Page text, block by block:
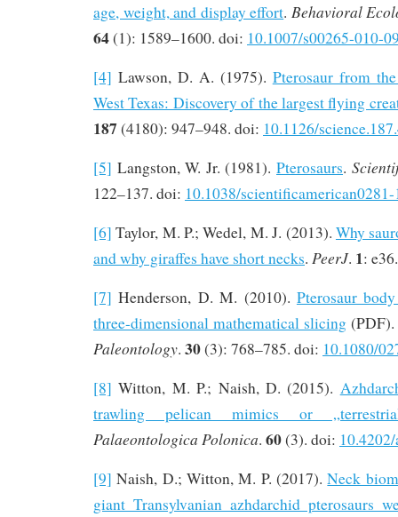
age, weight, and display effort. Behavioral
64(1): 1589–1600. doi: 10.1007/s00265-010-
[4] Lawson, D. A. (1975). Pterosaur from
West Texas: Discovery of the largest flying
187(4180): 947–948. doi: 10.1126/
[5] Langston, W. Jr. (1981).Pterosaurs.
122–137. doi: 10.1038/
[6] Taylor, M. P.; Wedel, M. J. (2013). Why
and why giraffes have short necks. PeerJ. 1:
[7] Henderson, D. M. (2010). Pterosaur
three-dimensional mathematical slicing
Paleontology. 30(3): 768–785. doi: 10.1080/
[8] Witton, M. P.; Naish, D. (2015).
trawling pelican mimics or
Palaeontologica Polonica. 60(3). doi:
[9] Naish, D.; Witton, M. P. (2017).Neck
giant Transylvanian azhdarchid pterosaurs